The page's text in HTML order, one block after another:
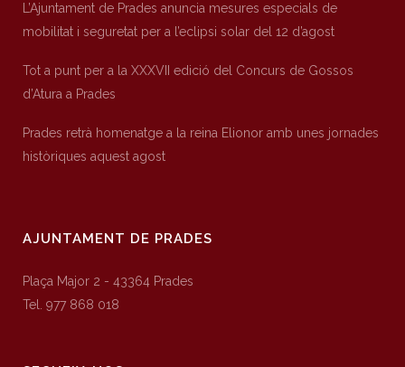
L’Ajuntament de Prades anuncia mesures especials de
mobilitat i seguretat per a l’eclipsi solar del 12 d’agost
Tot a punt per a la XXXVII edició del Concurs de Gossos
d’Atura a Prades
Prades retrà homenatge a la reina Elionor amb unes jornades
històriques aquest agost
AJUNTAMENT DE PRADES
Plaça Major 2 - 43364 Prades
Tel. 977 868 018